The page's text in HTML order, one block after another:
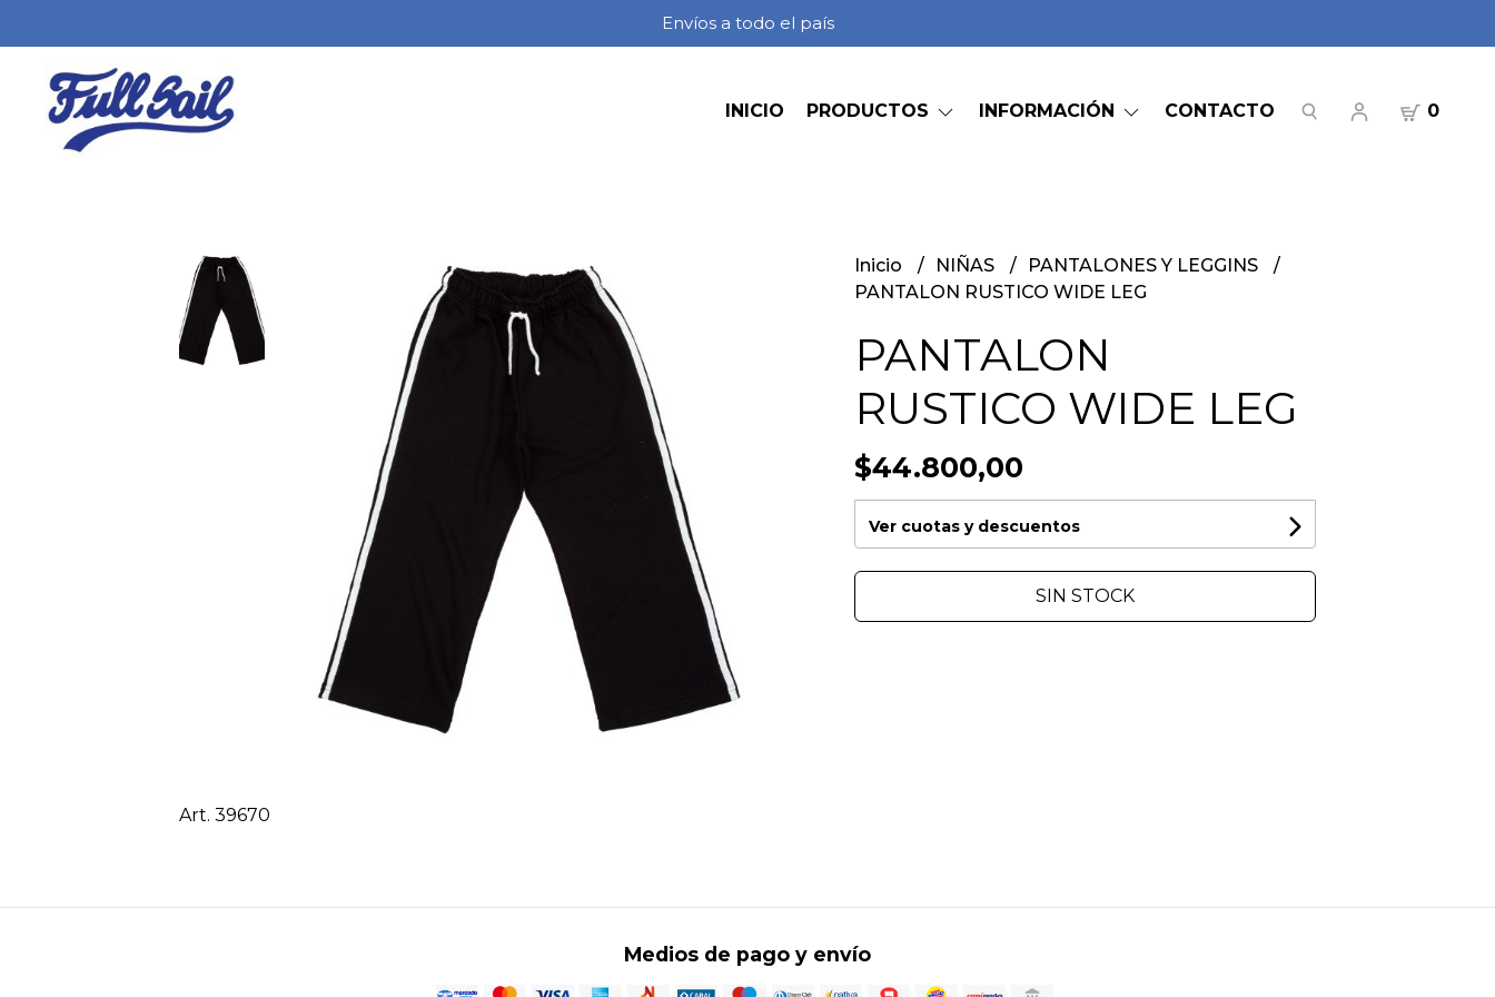
Envíos a todo el país
INICIO PRODUCTOS INFORMACIÓN CONTACTO 0
Art. 39670
Inicio NIÑAS
PANTALONES Y LEGGINS
PANTALON RUSTICO WIDE LEG
PANTALON
RUSTICO WIDE LEG
$44.800,00
Ver cuotas y descuentos
SIN STOCK
Medios de pago y envío